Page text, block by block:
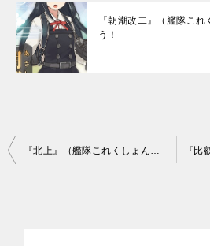
『朝潮改二』（艦隊こ
う！
投